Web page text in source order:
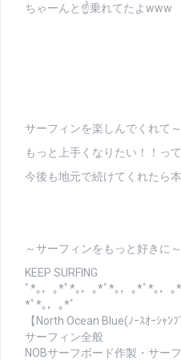
ちゃーんと☝乗れてたよwww
サーフィンを楽しんでくれて～
もっと上手くなりたい！！って
今後も地元で続けてくれたら
～サーフィンをもっと好きに～
KEEP SURFING
ﾟ*｡，｡*ﾟ*｡，｡*ﾟ*｡，｡*ﾟ*｡，
*ﾟ*｡，｡*ﾟ
【North Ocean Blue(ﾉｰｽｵｰｼｬﾝﾌ
サーフィン全般
NOBサーフボード作製・サー